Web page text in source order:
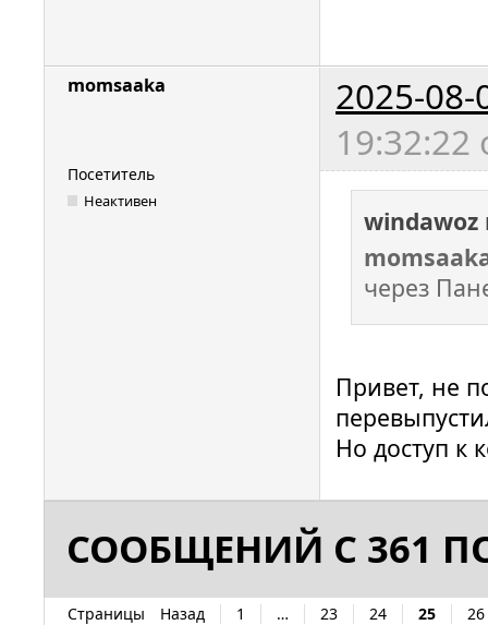
momsaaka
2025-08-
19:32:22
Посетитель
Неактивен
через
Привет, не
Но доступ к
СООБЩЕНИЙ С 361
Страницы Назад 1 … 23 24 25 26